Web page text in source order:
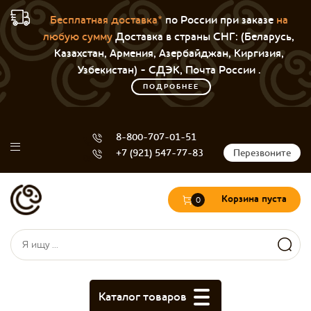
Бесплатная доставка*по России при заказе на
любую суммуДоставка в страны СНГ: (Беларусь,
Казахстан, Армения, Азербайджан, Киргизия,
Узбекистан) - СДЭК, Почта России .
ПОДРОБНЕЕ
8-800-707-01-51
+7 (921) 547-77-83
Перезвоните
Форма поиска
Поиск
0 Корзина пуста
Каталог товаров